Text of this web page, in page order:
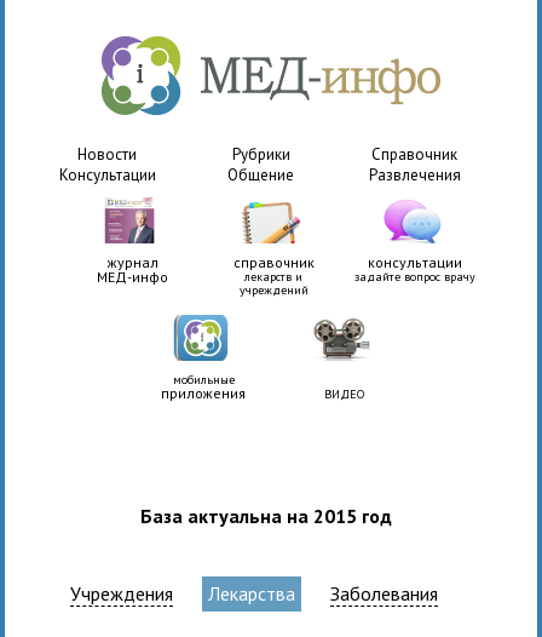
Новости Рубрики
Справочник
Консультации
Общение Развлечения
журнал
МЕД-инфо
справочник
лекарств и
учреждений
консультации
задайте вопрос врачу
мобильные
приложения ВИДЕО
База актуальна на 2015 год
Учреждения Лекарства Заболевания